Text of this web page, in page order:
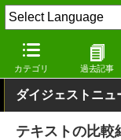
カテゴリ 過去記事
窓の杜 その他の話題
ダイジェストニュ
テキストの比較